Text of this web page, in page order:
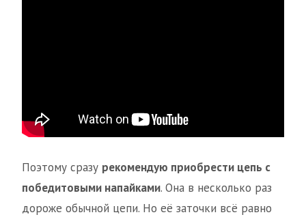
Поэтому сразу рекомендую приобрести цепь с
победитовыми напайками. Она в несколько раз
дороже обычной цепи. Но её заточки всё равно